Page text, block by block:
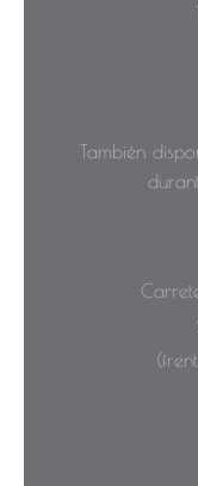
También